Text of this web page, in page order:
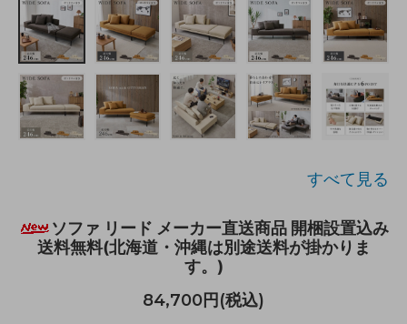
すべて見る
ソファ リード メーカー直送商品 開梱設置込み
送料無料(北海道・沖縄は別途送料が掛かりま
す。)
84,700円(税込)